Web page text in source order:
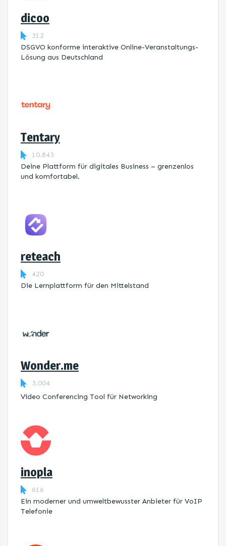
dicoo
312
DSGVO konforme interaktive Online-Veranstaltungs-
Lösung aus Deutschland
Tentary
10.843
Deine Plattform für digitales Business – grenzenlos
und komfortabel.
reteach
420
Die Lernplattform ​für den Mittelstand
Wonder.me
3.004
Video Conferencing Tool für Networking
inopla
616
Ein moderner und umweltbewusster Anbieter für VoIP
Telefonie